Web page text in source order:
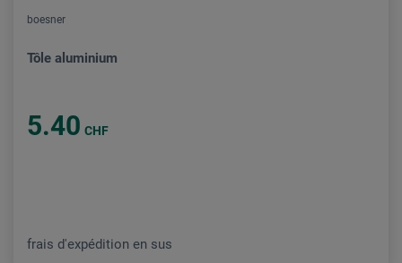
boesner
Tôle aluminium
5.40 CHF
frais d'expédition en sus